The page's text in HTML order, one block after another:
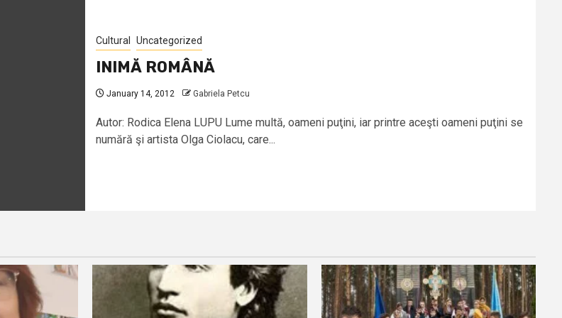
Cultural Uncategorized
INIMĂ ROMÂNĂ
January 14, 2012 Gabriela Petcu
Autor: Rodica Elena LUPU Lume multă, oameni puţini, iar printre aceşti oameni puţini se
numără şi artista Olga Ciolacu, care...